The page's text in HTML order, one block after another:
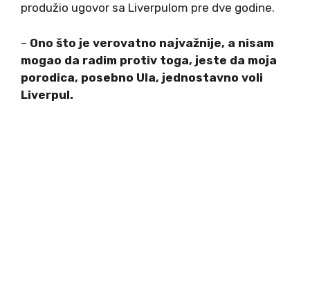
produžio ugovor sa Liverpulom pre dve godine.
– Ono što je verovatno najvažnije, a nisam
mogao da radim protiv toga, jeste da moja
porodica, posebno Ula, jednostavno voli
Liverpul.